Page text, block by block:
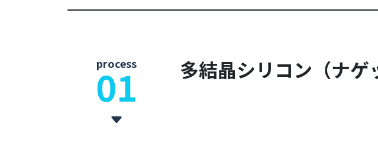
process
01 多結晶シリコン （ナゲ